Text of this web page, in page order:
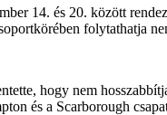
14. és 20. között
folytathatja
hogy nem
és a Scarborough